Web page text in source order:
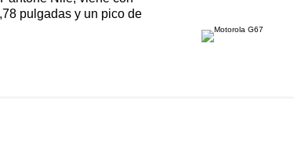
pulgadas y un pico de